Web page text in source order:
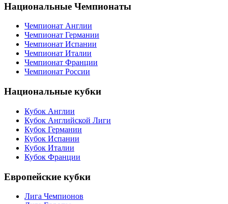
Национальные Чемпионаты
Чемпионат Англии
Чемпионат Германии
Чемпионат Испании
Чемпионат Италии
Чемпионат Франции
Чемпионат России
Национальные кубки
Кубок Англии
Кубок Английской Лиги
Кубок Германии
Кубок Испании
Кубок Италии
Кубок Франции
Европейские кубки
Лига Чемпионов